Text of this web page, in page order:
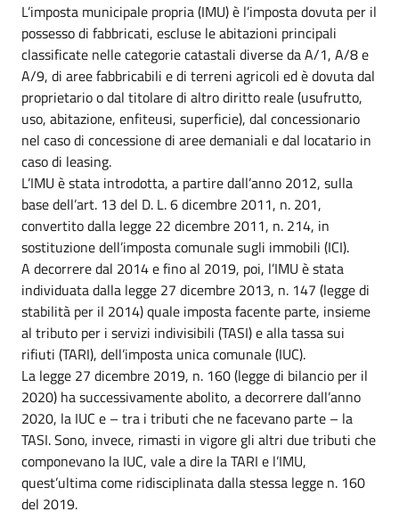
L’imposta municipale propria (IMU) è l’imposta dovuta per il
possesso di fabbricati, escluse le abitazioni principali
classificate nelle categorie catastali diverse da A/1, A/8 e
A/9, di aree fabbricabili e di terreni agricoli ed è dovuta dal
proprietario o dal titolare di altro diritto reale (usufrutto,
uso, abitazione, enfiteusi, superficie), dal concessionario
nel caso di concessione di aree demaniali e dal locatario in
caso di leasing.
L’IMU è stata introdotta, a partire dall’anno 2012, sulla
base dell’art. 13 del D. L. 6 dicembre 2011, n. 201,
convertito dalla legge 22 dicembre 2011, n. 214, in
sostituzione dell’imposta comunale sugli immobili (ICI).
A decorrere dal 2014 e fino al 2019, poi, l’IMU è stata
individuata dalla legge 27 dicembre 2013, n. 147 (legge di
stabilità per il 2014) quale imposta facente parte, insieme
al tributo per i servizi indivisibili (TASI) e alla tassa sui
rifiuti (TARI), dell’imposta unica comunale (IUC).
La legge 27 dicembre 2019, n. 160 (legge di bilancio per il
2020) ha successivamente abolito, a decorrere dall’anno
2020, la IUC e – tra i tributi che ne facevano parte – la
TASI. Sono, invece, rimasti in vigore gli altri due tributi che
componevano la IUC, vale a dire la TARI e l’IMU,
quest’ultima come ridisciplinata dalla stessa legge n. 160
del 2019.